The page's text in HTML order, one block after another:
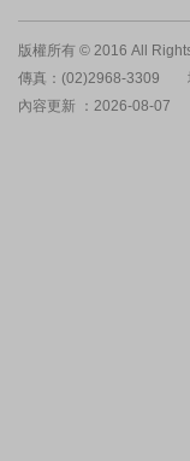
版權所有 © 2016 All
傳真：(02)2968-3309
內容更新 ：2026-08-07